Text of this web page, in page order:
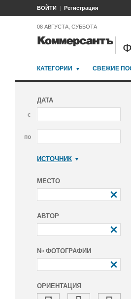
ВОЙТИ Регистрация
08 АВГУСТА, СУББОТА
КАТЕГОРИИ СВЕЖИЕ
ДАТА
с
по
ИСТОЧНИК
МЕСТО
АВТОР
№ ФОТОГРАФИИ
ОРИЕНТАЦИЯ